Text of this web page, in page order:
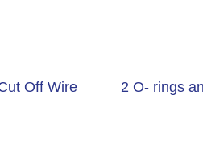
Off Wire
2 O- rings